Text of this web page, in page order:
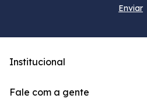
Institucional
Fale com a gente